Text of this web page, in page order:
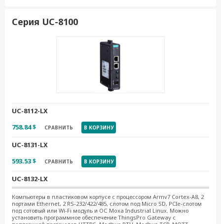
Серия UC-8100
UC-8112-LX
758.84 $
СРАВНИТЬ В КОРЗИНУ
UC-8131-LX
593.53 $
СРАВНИТЬ В КОРЗИНУ
UC-8132-LX
656.36 $
СРАВНИТЬ В КОРЗИНУ
UC-8162-LX
Компьютеры в пластиковом корпусе с процессором Armv7 Cortex-A8, 2
портами Ethernet, 2 RS-232/422/485, слотом под Micro SD, PCIe-слотом
под сотовый или Wi-Fi модуль и ОС Moxa Industrial Linux. Можно
установить программное обеспечение ThingsPro Gateway с